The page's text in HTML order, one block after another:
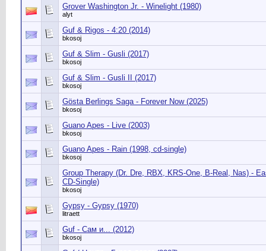
Grover Washington Jr. - Winelight (1980)
alyt
Guf & Rigos - 4:20 (2014)
bkosoj
Guf & Slim - Gusli (2017)
bkosoj
Guf & Slim - Gusli II (2017)
bkosoj
Gösta Berlings Saga - Forever Now (2025)
bkosoj
Guano Apes - Live (2003)
bkosoj
Guano Apes - Rain (1998, cd-single)
bkosoj
Group Therapy (Dr. Dre, RBX, KRS-One, B-Real, Nas) -
CD-Single)
bkosoj
Gypsy - Gypsy (1970)
litraett
Guf - Сам и... (2012)
bkosoj